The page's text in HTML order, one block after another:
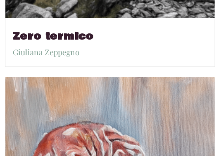
Zero termico
Giuliana Zeppegno